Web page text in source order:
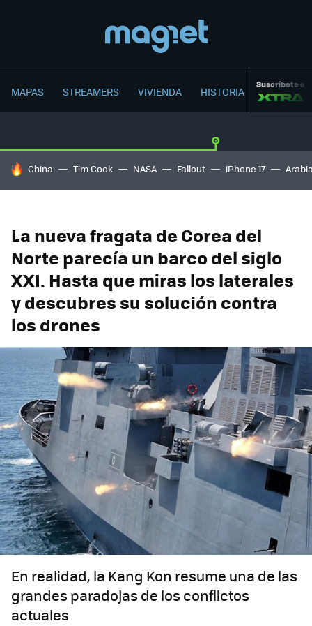
MAPAS STREAMERS VIVIENDA HISTORIA Suscríbete a
HOY SE HABLA DE
China Tim Cook NASA Fallout iPhone 17
La nueva fragata de Corea del
Norte parecía un barco del siglo
XXI. Hasta que miras los laterales
y descubres su solución contra
los drones
En realidad, la Kang Kon resume una de las
grandes paradojas de los conflictos
actuales